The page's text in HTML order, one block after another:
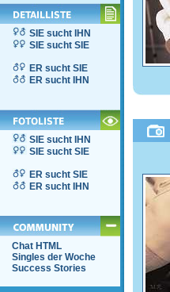
SIE sucht IHN
SIE sucht SIE
ER sucht SIE
ER sucht IHN
SIE sucht IHN
SIE sucht SIE
ER sucht SIE
ER sucht IHN
Chat HTML
Singles der Woche
Success Stories